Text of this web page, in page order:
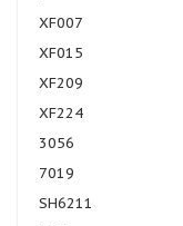
XF007
XF015
XF209
XF224
3056
7019
SH6211